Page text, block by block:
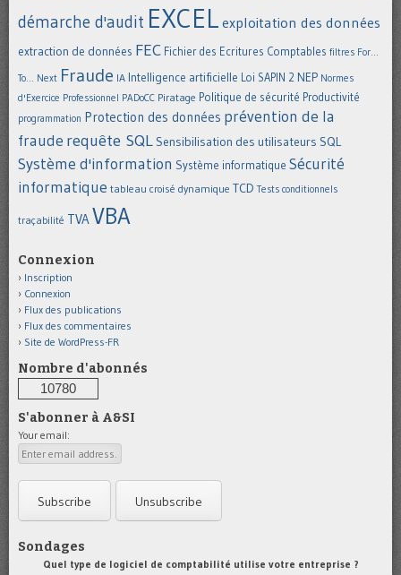
démarche d'audit EXCEL exploitation des données
extraction de données FEC Fichier des Ecritures Comptables filtres For...
To... Next Fraude IA Intelligence artificielle Loi SAPIN 2 NEP Normes
d'Exercice Professionnel PADoCC Piratage Politique de sécurité Productivité
programmation Protection des données prévention de la
fraude requête SQL Sensibilisation des utilisateurs SQL
Système d'information Système informatique Sécurité
informatique tableau croisé dynamique TCD Tests conditionnels
traçabilité TVAVBA
Connexion
Inscription
Connexion
Flux des publications
Flux des commentaires
Site de WordPress-FR
Nombre d'abonnés
10780
S'abonner à A&SI
Your email:
Sondages
Quel type de logiciel de comptabilité utilise votre entreprise ?